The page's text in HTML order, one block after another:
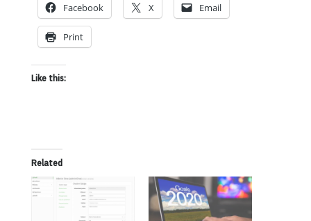
Facebook X Email
Print
Like this:
Related